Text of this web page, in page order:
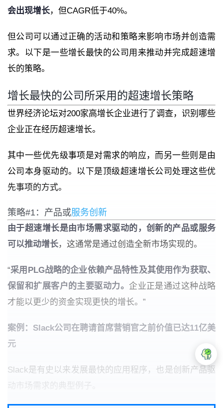
会出现增长，但CAGR低于40%。
但公司可以通过正确的活动和策略来影响市场并创造需
求。以下是一些增长最快的公司用来推动并完成超速增
长的策略。
增长最快的公司所采用的超速增长策略
世界经济论坛对200家高增长企业进行了调查，识别哪些
企业正在经历超速增长。
其中一些优先级事项是对需求的响应，而另一些则是由
公司本身驱动的。以下是顶级超速增长公司处理这些优
先事项的方式。
策略#1：产品或服务创新
由于超速增长是由市场需求驱动的，创新的产品或服务
可以推动增长，这通常是通过创造全新市场实现的。
“采用PLG战略的企业依赖产品特性及其使用作为获取、
保留和扩展客户的主要驱动力。 企业正是通过这种战略
才能以更少的资金实现更快的增长。”
案例：Slack公司在聘请首席营销官之前价值已达11亿美
元
Slack是有史以来发展最快的应用程序，也是创新产品驱
动市场需求的典型例子。